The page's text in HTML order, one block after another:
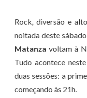
Rock, diversão e
noitada deste
Matanza voltam à
Tudo acontece
duas sessões: a
começando às 21h.